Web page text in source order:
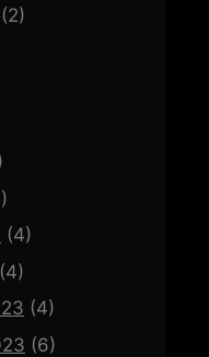
(2)
(4)
(4)
(4)
(6)